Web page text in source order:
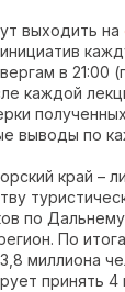
выходить на
инициатив
в 21:00
каждой
выводы по
край –
по
По
миллиона
принять 4